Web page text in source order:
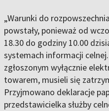
„Warunki do
powstały, ponieważ od
18.30 do godziny 10.00
systemach informacji
zgłoszonym wyłącznie
towarem, musieli się
Przyjmowano deklaracje
przedstawicielka służby